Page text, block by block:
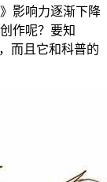
影响力逐渐下降
作呢？要知
而且它和科普的